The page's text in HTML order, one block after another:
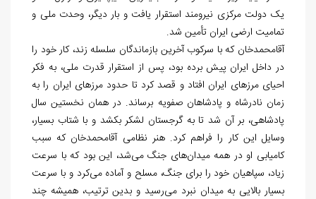
یک دولت مرکزی نیرومند استقرار یافت و بار دیگر، وحدت ملی و
تمامیت ارضی ایران تأمین شد.
آقامحمدخان که با سرکوب آخرین بازماندگان سلسله زند، کار خود را
در داخل ایران پیش برده بود، پس از استقرار قدرت ملی، به فکر
احیای مرزهای ایران افتاد و قصد کرد تا حدود مرزهای ایران را به
زمان نادرشاه و پادشاهان صفویه برساند. در همان نخستین سال
پادشاهی، بر آن شد تا به گرجستان لشکر بکشد و با شتاب بسیار،
وسایل این کار را فراهم کرد. هنر نظامی آقامحمدخان که سبب
کامیابی او در همه میدانهای جنگ می‌‏شد، این بود که با سرعت
زیاد، سپاهیان خود را برای جنگ، مسلح و آماده میکرد و با سرعت
بسیار بالایی به میدان نبرد می‏‌رسید و بدین ترتیب، همیشه چند